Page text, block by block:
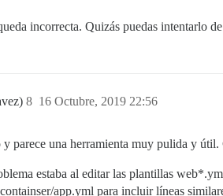
incorrecta. Quizás puedas intentarlo
16 Octubre, 2019 22:56
8
parece una herramienta muy pulida y
estaba al editar las plantillas
app.yml para incluir líneas